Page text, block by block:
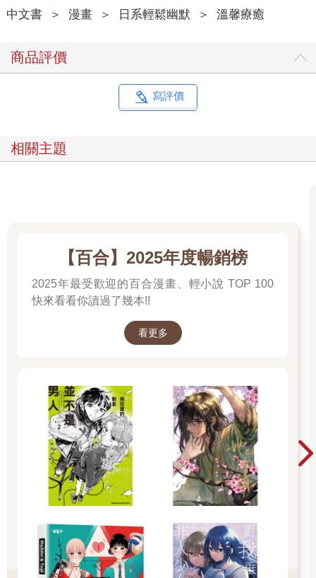
中文書 ＞ 漫畫 ＞ 日系輕鬆幽默 ＞ 溫馨療癒
商品評價
寫評價
相關主題
【百合】2025年度暢銷榜
2025年最受歡迎的百合漫畫、輕小說 TOP 100
快來看看你讀過了幾本!!
看更多